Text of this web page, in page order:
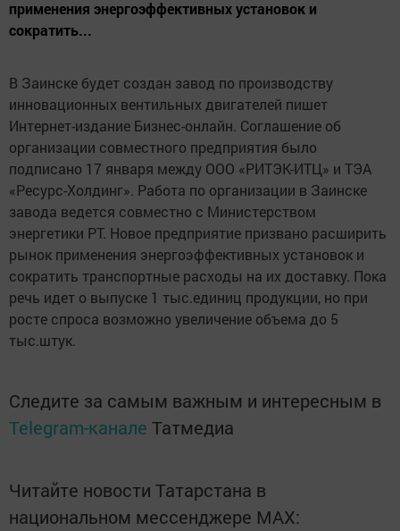
применения энергоэффективных установок и
сократить...
В Заинске будет создан завод по производству
инновационных вентильных двигателей пишет
Интернет-издание Бизнес-онлайн. Соглашение об
организации совместного предприятия было
подписано 17 января между ООО «РИТЭК-ИТЦ» и ТЭА
«Ресурс-Холдинг». Работа по организации в Заинске
завода ведется совместно с Министерством
энергетики РТ. Новое предприятие призвано расширить
рынок применения энергоэффективных установок и
сократить транспортные расходы на их доставку. Пока
речь идет о выпуске 1 тыс.единиц продукции, но при
росте спроса возможно увеличение объема до 5
тыс.штук.
Следите за самым важным и интересным в
Telegram-канале Татмедиа
Читайте новости Татарстана в
национальном мессенджере MАХ: